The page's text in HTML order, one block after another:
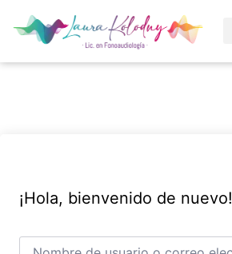
¡Hola, bienvenido de nuevo!